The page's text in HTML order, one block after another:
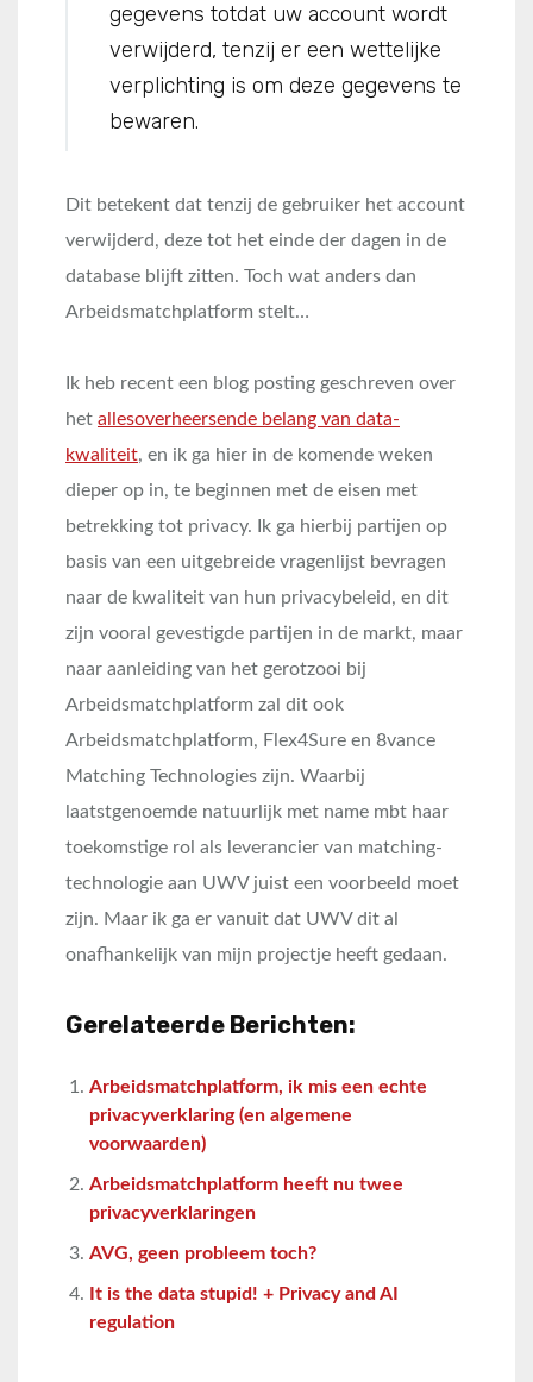
gegevens totdat uw account wordt
verwijderd, tenzij er een wettelijke
verplichting is om deze gegevens te
bewaren.
Dit betekent dat tenzij de gebruiker het account
verwijderd, deze tot het einde der dagen in de
database blijft zitten. Toch wat anders dan
Arbeidsmatchplatform stelt…
Ik heb recent een blog posting geschreven over
het allesoverheersende belang van data-
kwaliteit, en ik ga hier in de komende weken
dieper op in, te beginnen met de eisen met
betrekking tot privacy. Ik ga hierbij partijen op
basis van een uitgebreide vragenlijst bevragen
naar de kwaliteit van hun privacybeleid, en dit
zijn vooral gevestigde partijen in de markt, maar
naar aanleiding van het gerotzooi bij
Arbeidsmatchplatform zal dit ook
Arbeidsmatchplatform, Flex4Sure en 8vance
Matching Technologies zijn. Waarbij
laatstgenoemde natuurlijk met name mbt haar
toekomstige rol als leverancier van matching-
technologie aan UWV juist een voorbeeld moet
zijn. Maar ik ga er vanuit dat UWV dit al
onafhankelijk van mijn projectje heeft gedaan.
Gerelateerde Berichten:
Arbeidsmatchplatform, ik mis een echte
privacyverklaring (en algemene
voorwaarden)
Arbeidsmatchplatform heeft nu twee
privacyverklaringen
AVG, geen probleem toch?
It is the data stupid! + Privacy and AI
regulation